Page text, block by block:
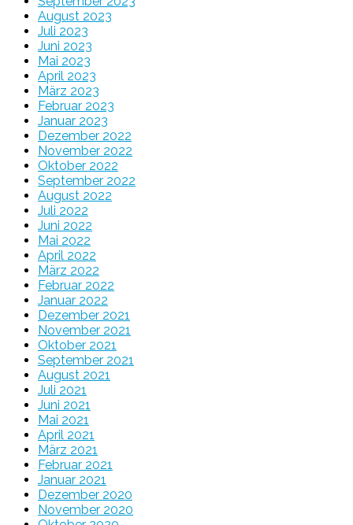
August 2023
Juli 2023
Juni 2023
Mai 2023
April 2023
März 2023
Februar 2023
Januar 2023
Dezember 2022
November 2022
Oktober 2022
September 2022
August 2022
Juli 2022
Juni 2022
Mai 2022
April 2022
März 2022
Februar 2022
Januar 2022
Dezember 2021
November 2021
Oktober 2021
September 2021
August 2021
Juli 2021
Juni 2021
Mai 2021
April 2021
März 2021
Februar 2021
Januar 2021
Dezember 2020
November 2020